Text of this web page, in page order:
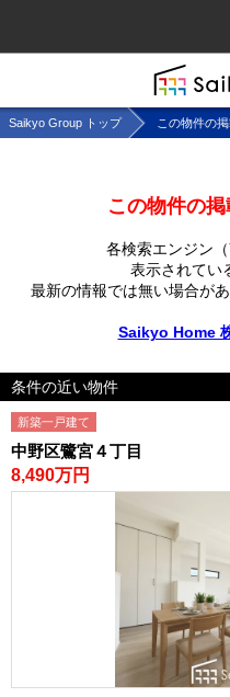
Saikyo Group トップ この物件の
この物件の
各検索エンジン
表示されてい
最新の情報では無い場合があ
Saikyo Home
条件の近い物件
新築一戸建て
中野区鷺宮４丁目
8,490万円